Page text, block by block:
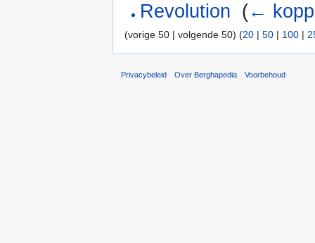
Revolution (←
(vorige 50 | volgende 50) (20 | 50 | 100 |
Privacybeleid Over Berghapedia Voorbehoud